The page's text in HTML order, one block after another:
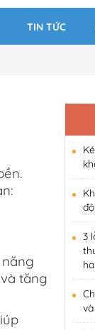
TIN TỨC
tăng
3